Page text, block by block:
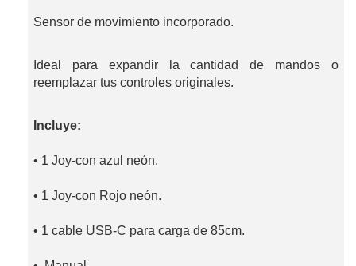
Sensor de movimiento incorporado.
Ideal para expandir la cantidad de mandos o
reemplazar tus controles originales.
Incluye:
• 1 Joy-con azul neón.
• 1 Joy-con Rojo neón.
• 1 cable USB-C para carga de 85cm.